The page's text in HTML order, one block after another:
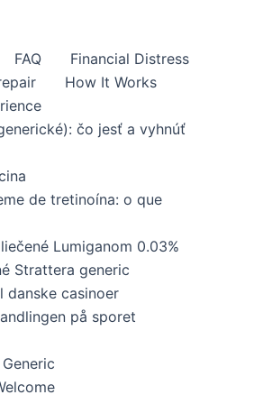
FAQ
Financial Distress
How It Works
čo jesť a vyhnúť
de tretinoína: o que
Lumiganom 0.03%
Strattera generic
casinoer
på sporet